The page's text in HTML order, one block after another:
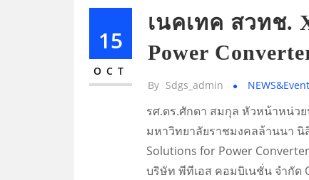
15
OCT
เนคเทค สวทช.
Power
By Sdgs_admin NEWS&Event
รศ.ดร.ศักดา สมกุล หัวหน้าหน่วย
มหาวิทยาลัยราชมงคลล้านนา นิ
Solutions for Power
บริษัท พีทีเอส คอมบิเนชั่น จำกัด